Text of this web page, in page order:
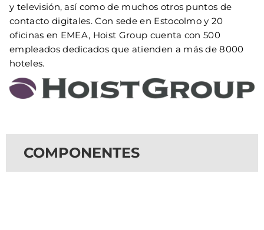
y televisión, así como de muchos otros puntos de
contacto digitales. Con sede en Estocolmo y 20
oficinas en EMEA, Hoist Group cuenta con 500
empleados dedicados que atienden a más de 8000
hoteles.
COMPONENTES